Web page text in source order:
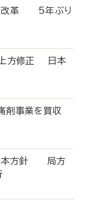
の改革 5年ぶり
上方修正 日本
剤事業を買収
基本方針 局方